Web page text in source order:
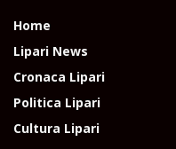
Home
Lipari News
Cronaca Lipari
Politica Lipari
Cultura Lipari